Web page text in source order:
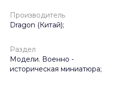
Производитель
Dragon (Китай);
Раздел
Модели. Военно -
историческая миниатюра;